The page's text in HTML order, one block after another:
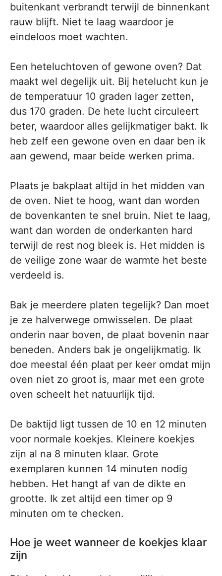
buitenkant verbrandt terwijl de binnenkant
rauw blijft. Niet te laag waardoor je
eindeloos moet wachten.
Een heteluchtoven of gewone oven? Dat
maakt wel degelijk uit. Bij hetelucht kun je
de temperatuur 10 graden lager zetten,
dus 170 graden. De hete lucht circuleert
beter, waardoor alles gelijkmatiger bakt. Ik
heb zelf een gewone oven en daar ben ik
aan gewend, maar beide werken prima.
Plaats je bakplaat altijd in het midden van
de oven. Niet te hoog, want dan worden
de bovenkanten te snel bruin. Niet te laag,
want dan worden de onderkanten hard
terwijl de rest nog bleek is. Het midden is
de veilige zone waar de warmte het beste
verdeeld is.
Bak je meerdere platen tegelijk? Dan moet
je ze halverwege omwisselen. De plaat
onderin naar boven, de plaat bovenin naar
beneden. Anders bak je ongelijkmatig. Ik
doe meestal één plaat per keer omdat mijn
oven niet zo groot is, maar met een grote
oven scheelt het natuurlijk tijd.
De baktijd ligt tussen de 10 en 12 minuten
voor normale koekjes. Kleinere koekjes
zijn al na 8 minuten klaar. Grote
exemplaren kunnen 14 minuten nodig
hebben. Het hangt af van de dikte en
grootte. Ik zet altijd een timer op 9
minuten om te checken.
Hoe je weet wanneer de koekjes klaar
zijn